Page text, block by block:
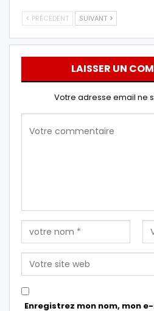
PRÉCÉDENT SUIVANT
LAISSER UN
Votre adresse email ne
Enregistrez mon nom, mon